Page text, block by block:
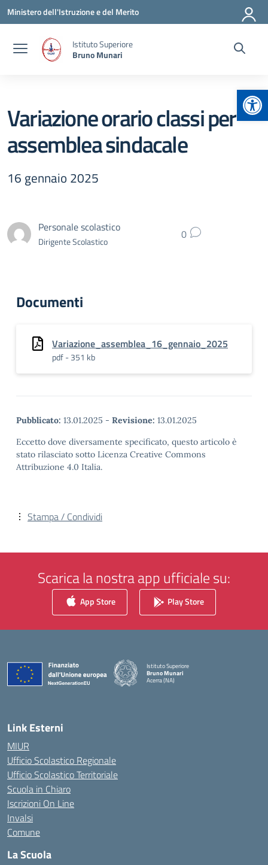
Vai ai contenuti
Vai al menu di navigazione
Vai al footer
Ministero dell'Istruzione e del Merito
Istituto Superiore
Bruno Munari
Variazione orario classi per
assemblea sindacale
16 gennaio 2025
Personale scolastico
Dirigente Scolastico 0
Documenti
Variazione_assemblea_16_gennaio_2025
pdf - 351 kb
Pubblicato: 13.01.2025 - Revisione: 13.01.2025
Eccetto dove diversamente specificato, questo articolo è
stato rilasciato sotto Licenza Creative Commons
Attribuzione 4.0 Italia.
Stampa / Condividi
Scarica la nostra app ufficiale su:
App Store Play Store
Istituto Superiore
Bruno Munari
Acerra (NA)
Link Esterni
MIUR
Ufficio Scolastico Regionale
Ufficio Scolastico Territoriale
Scuola in Chiaro
Iscrizioni On Line
Invalsi
Comune
La Scuola